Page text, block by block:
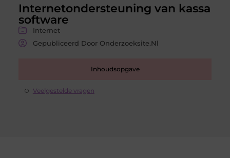
Internetondersteuning van kassa
software
Internet
Gepubliceerd Door Onderzoeksite.nl
Inhoudsopgave
Veelgestelde vragen